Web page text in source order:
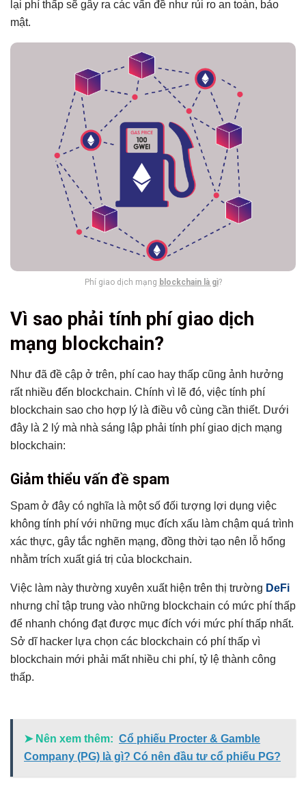
lại phí thấp sẽ gây ra các vấn đề như rủi ro an toàn, bảo
mật.
Phí giao dịch mạng blockchain là gì?
Vì sao phải tính phí giao dịch
mạng blockchain?
Như đã đề cập ở trên, phí cao hay thấp cũng ảnh hưởng
rất nhiều đến blockchain. Chính vì lẽ đó, việc tính phí
blockchain sao cho hợp lý là điều vô cùng cần thiết. Dưới
đây là 2 lý mà nhà sáng lập phải tính phí giao dịch mạng
blockchain:
Giảm thiểu vấn đề spam
Spam ở đây có nghĩa là một số đối tượng lợi dụng việc
không tính phí với những mục đích xấu làm chậm quá trình
xác thực, gây tắc nghẽn mạng, đồng thời tạo nên lỗ hổng
nhằm trích xuất giá trị của blockchain.
Việc làm này thường xuyên xuất hiện trên thị trường DeFi
nhưng chỉ tập trung vào những blockchain có mức phí thấp
để nhanh chóng đạt được mục đích với mức phí thấp nhất.
Sở dĩ hacker lựa chọn các blockchain có phí thấp vì
blockchain mới phải mất nhiều chi phí, tỷ lệ thành công
thấp.
➤ Nên xem thêm: Cổ phiếu Procter & Gamble
Company (PG) là gì? Có nên đầu tư cổ phiếu PG?